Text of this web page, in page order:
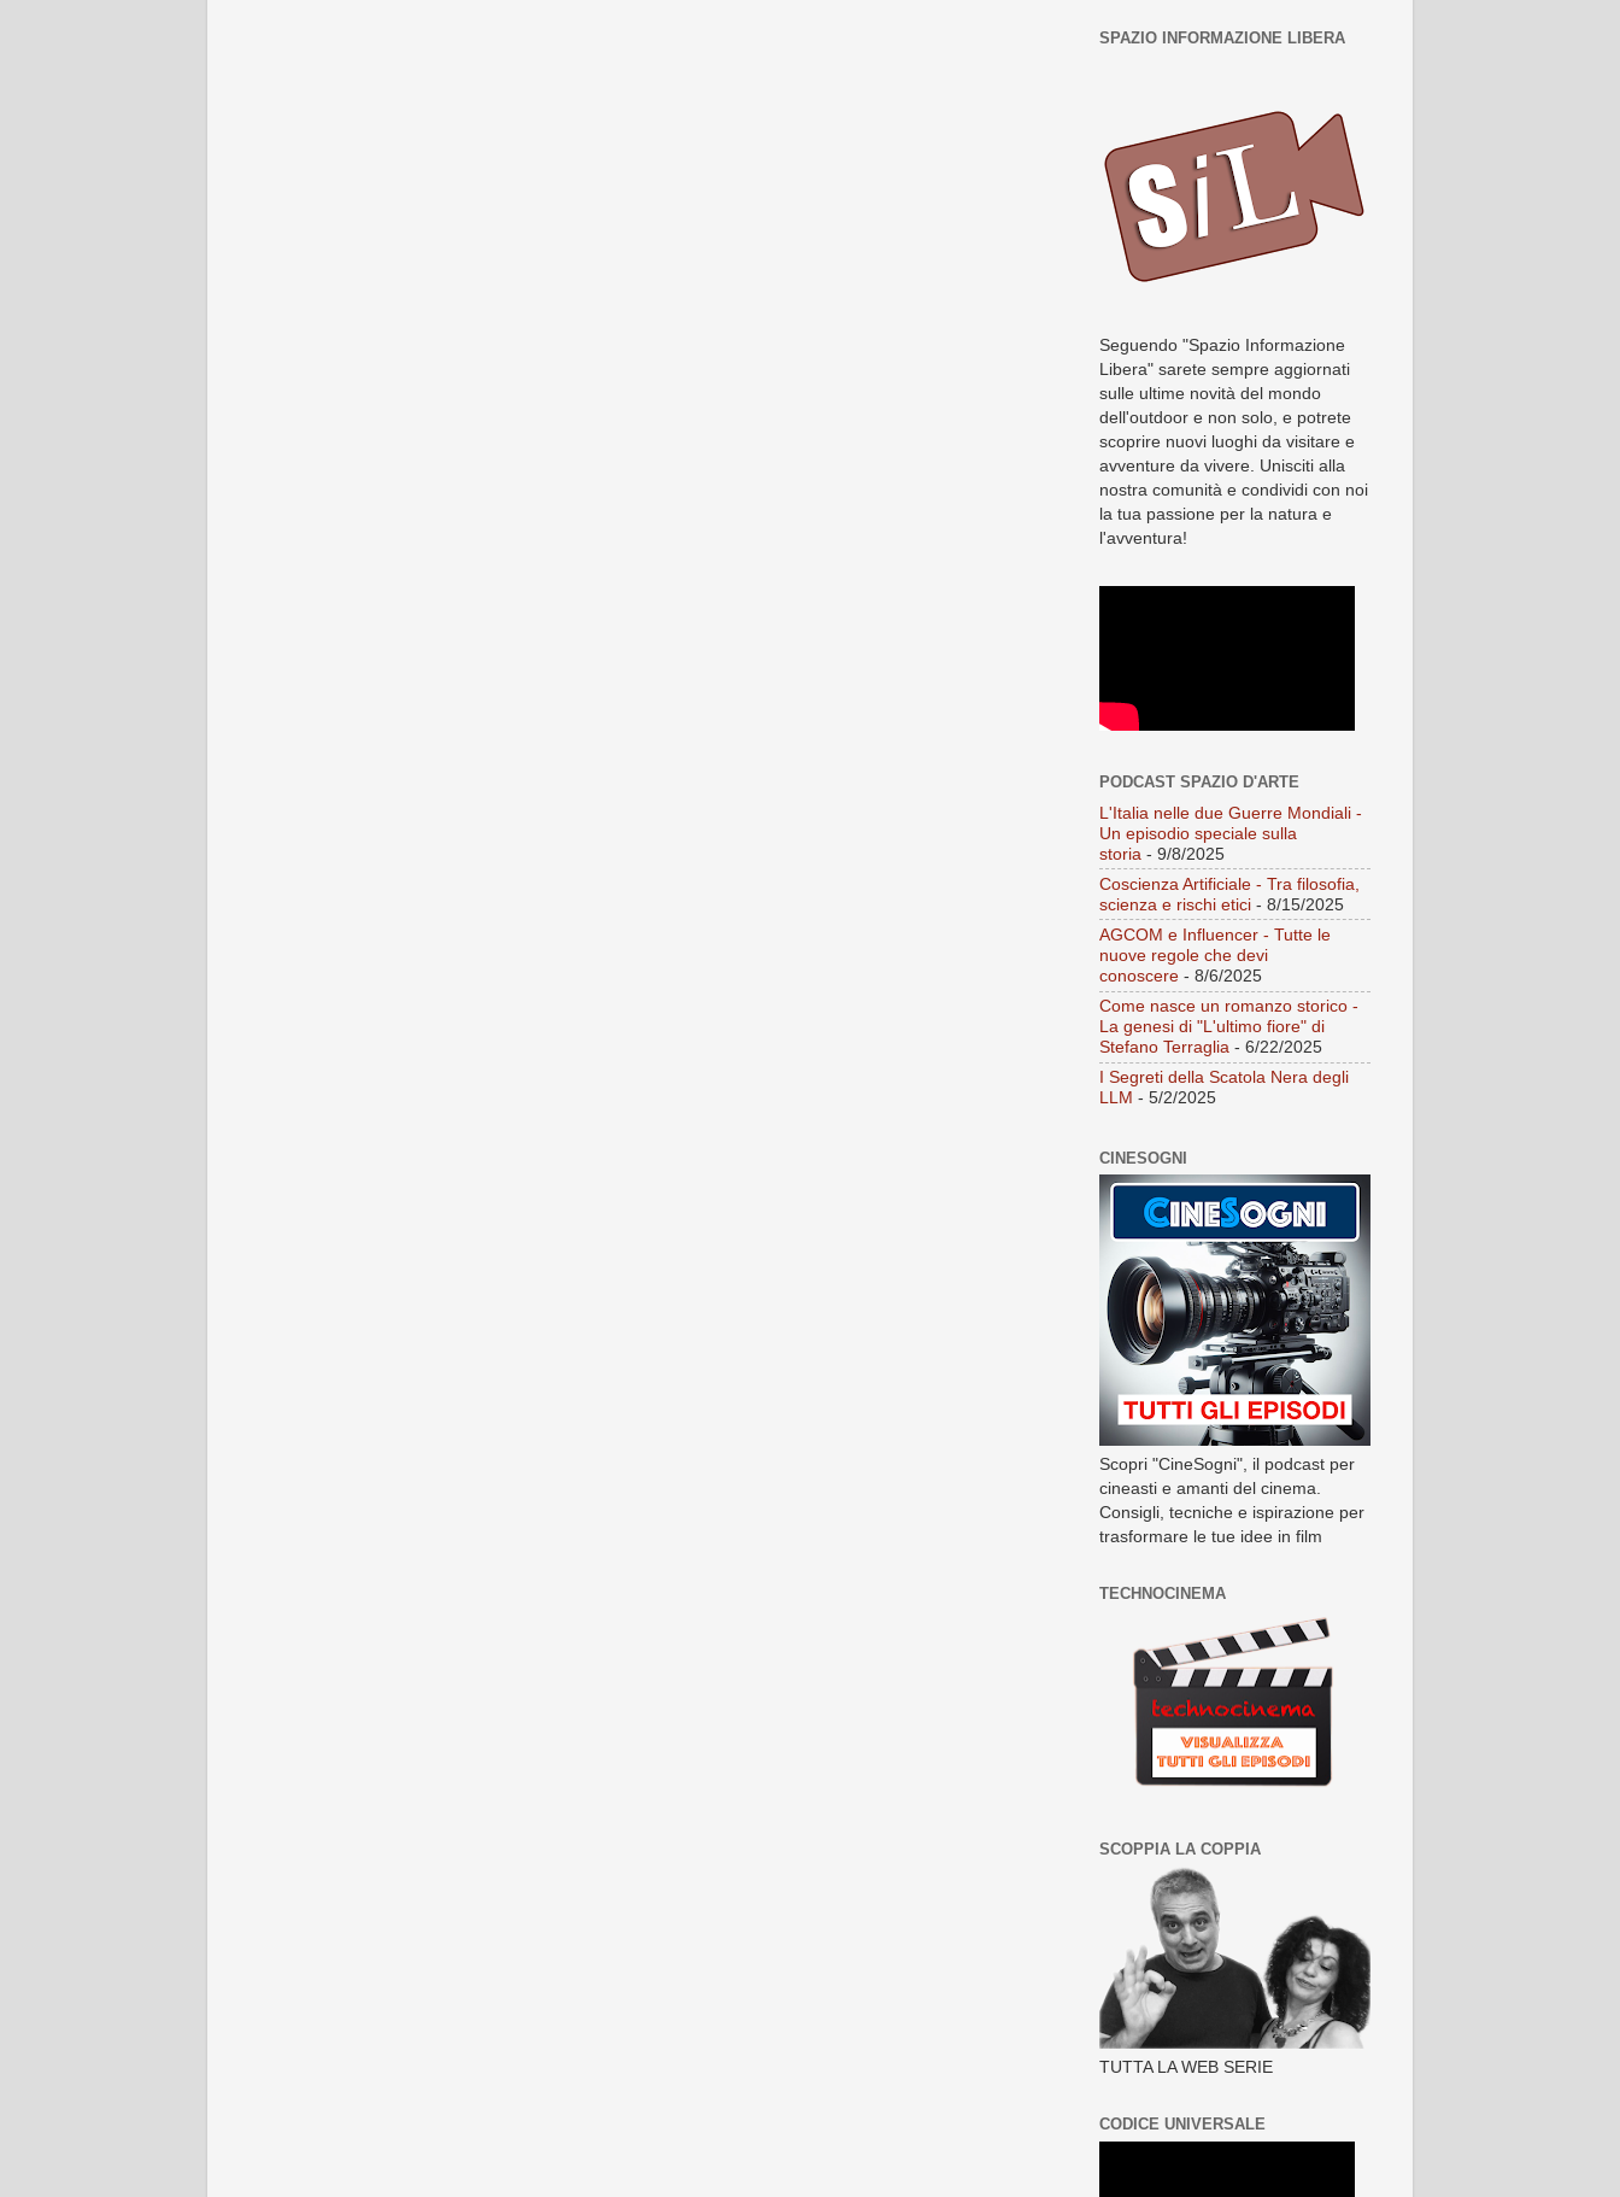
SPAZIO INFORMAZIONE LIBERA
Seguendo "Spazio Informazione
Libera" sarete sempre aggiornati
sulle ultime novità del mondo
dell'outdoor e non solo, e potrete
scoprire nuovi luoghi da visitare e
avventure da vivere. Unisciti alla
nostra comunità e condividi con noi
la tua passione per la natura e
l'avventura!
PODCAST SPAZIO D'ARTE
L'Italia nelle due Guerre Mondiali -
Un episodio speciale sulla
storia - 9/8/2025
Coscienza Artificiale - Tra filosofia,
scienza e rischi etici - 8/15/2025
AGCOM e Influencer - Tutte le
nuove regole che devi
conoscere - 8/6/2025
Come nasce un romanzo storico -
La genesi di "L'ultimo fiore" di
Stefano Terraglia - 6/22/2025
I Segreti della Scatola Nera degli
LLM - 5/2/2025
CINESOGNI
Scopri "CineSogni", il podcast per
cineasti e amanti del cinema.
Consigli, tecniche e ispirazione per
trasformare le tue idee in film
TECHNOCINEMA
SCOPPIA LA COPPIA
TUTTA LA WEB SERIE
CODICE UNIVERSALE